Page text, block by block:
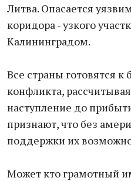
Литва. Опасается
коридора - узкого
Калининградом.
Все страны готовятся к
конфликта,
наступление до
признают, что без
поддержки их
Может кто грамотный